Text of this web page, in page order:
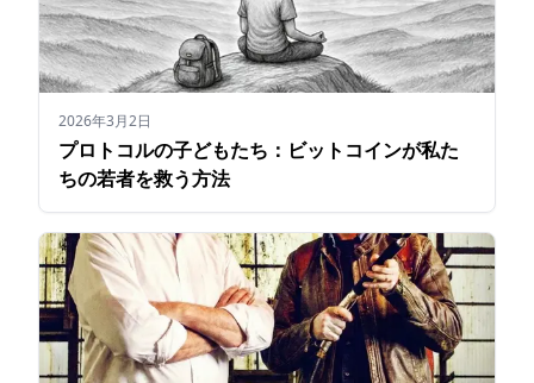
2026年3月2日
プロトコルの子どもたち：ビットコインが私た
ちの若者を救う方法